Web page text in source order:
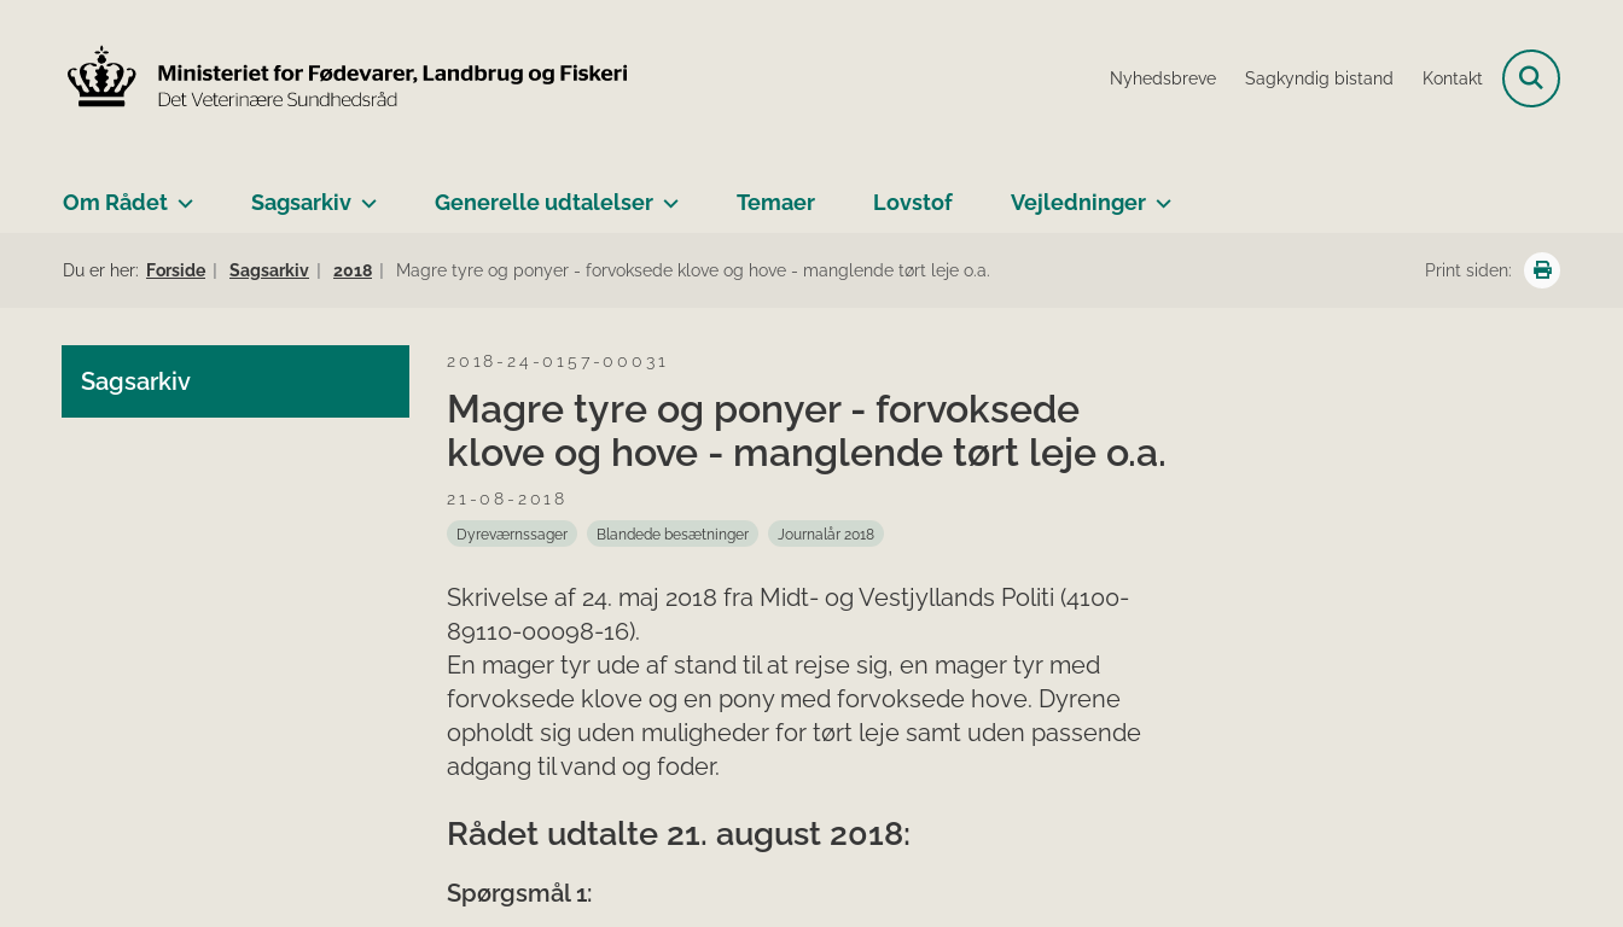
Nyhedsbreve Sagkyndig bistand Kontakt
Om Rådet Sagsarkiv Generelle udtalelser Temaer Lovstof Vejledninger
Du er her: Forside Sagsarkiv 2018 Magre tyre og ponyer - forvoksede klove og hove - manglende tørt leje o.a. Print siden:
Sagsarkiv
2018-24-0157-00031
Magre tyre og ponyer - forvoksede
klove og hove - manglende tørt leje o.a.
21-08-2018
Dyreværnssager Blandede besætninger Journalår 2018
Skrivelse af 24. maj 2018 fra Midt- og Vestjyllands Politi (4100-
89110-00098-16).
En mager tyr ude af stand til at rejse sig, en mager tyr med
forvoksede klove og en pony med forvoksede hove. Dyrene
opholdt sig uden muligheder for tørt leje samt uden passende
adgang til vand og foder.
Rådet udtalte 21. august 2018:
Spørgsmål 1: